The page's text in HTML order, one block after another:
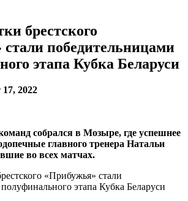
брестского
победительницами
этапа Кубка Беларуси
2022
собрался в Мозыре, где успешнее
главного тренера Натальи
во всех матчах.